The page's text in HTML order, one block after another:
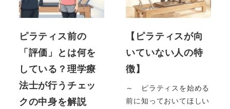
ピラティス前の
「評価」とは何を
している？理学療
法士が行うチェッ
クの中身を解説
【ピラティスが向
いていない人の特
徴】
～ ピラティスを始める
前に知っておいてほしい